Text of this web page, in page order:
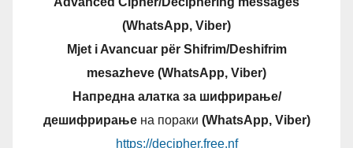
(WhatsApp, Viber)
Mjet i Avancuar për Shifrim/Deshifrim
mesazheve (WhatsApp, Viber)
Напредна алатка за шифрирање/
дешифрирањена пораки (WhatsApp, Viber)
https://decipher.free.nf